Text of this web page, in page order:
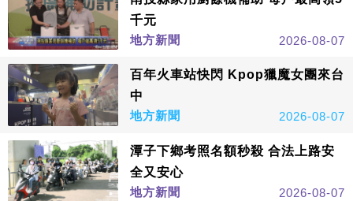
千元
地方新聞
2026-08-07
百年火車站快閃 Kpop獵魔女團來台
中
地方新聞
2026-08-07
潭子下鄉考照名額秒殺 合法上路安
全又安心
地方新聞
2026-08-07